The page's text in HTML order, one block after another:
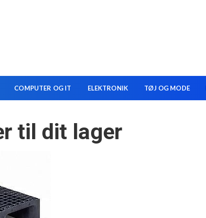
COMPUTER OG IT ELEKTRONIK TØJ OG MODE
til dit lager